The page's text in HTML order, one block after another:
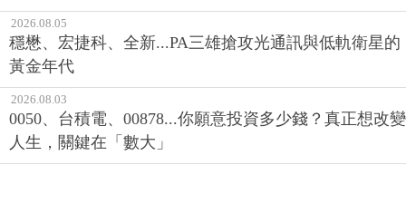
2026.08.05
穩懋、宏捷科、全新...PA三雄搶攻光通訊與低軌衛星的
黃金年代
2026.08.03
0050、台積電、00878...你願意投資多少錢？真正想改變
人生，關鍵在「數大」